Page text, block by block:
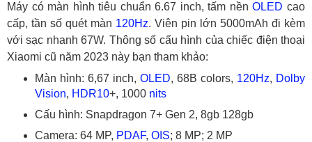
Máy có màn hình tiêu chuẩn 6.67 inch, tấm nềnOLED cao
cấp, tần số quét màn 120Hz. Viên pin lớn 5000mAh đi kèm
với sạc nhanh 67W. Thông số cấu hình của chiếc điện thoại
Xiaomi cũ năm 2023 này bạn tham khảo:
Màn hình: 6,67 inch, OLED, 68B colors, 120Hz, Dolby
Vision, HDR10+, 1000 nits
Cấu hình: Snapdragon 7+ Gen 2, 8gb 128gb
Camera: 64 MP, PDAF, OIS; 8 MP; 2 MP